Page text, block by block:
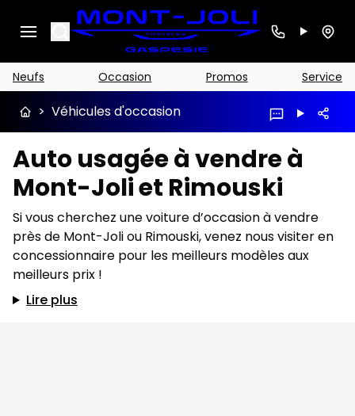
Search
Neufs Occasion Promos Service
> Véhicules d'occasion
Auto usagée à vendre à
Mont-Joli et Rimouski
Si vous cherchez une voiture d’occasion à vendre
près de Mont-Joli ou Rimouski, venez nous visiter en
concessionnaire pour les meilleurs modèles aux
meilleurs prix !
Lire plus